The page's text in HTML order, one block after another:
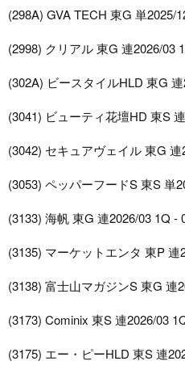
(298A) GVA TECH 東G 単2025/
(2998) クリアル 東G 連2026/03
(302A) ビースタイルHLD 東G
(3041) ビューティ花壇HD 東S
(3042) セキュアヴェイル 東G
(3053) ペッパーフードS 東S 単
(3133) 海帆 東G 連2026/03 1Q -
(3135) マーケットエンタ 東P 連
(3138) 富士山マガジンS 東G 連
(3173) Cominix 東S 連2026/03
(3175) エー・ピーHLD 東S 連